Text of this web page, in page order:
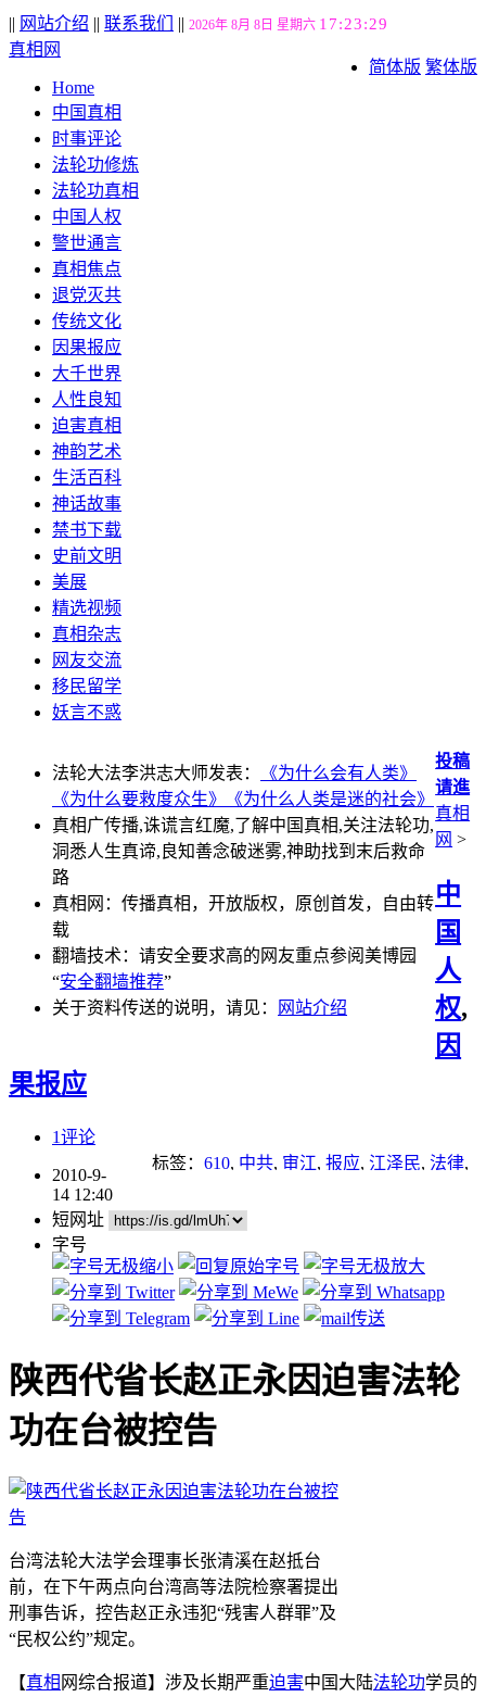
|| 网站介绍 || 联系我们 || 2026年 8月 8日 星期六 17:23:30
简体版 繁体版
真相网
Home
中国真相
时事评论
法轮功修炼
法轮功真相
中国人权
警世通言
真相焦点
退党灭共
传统文化
因果报应
大千世界
人性良知
迫害真相
神韵艺术
生活百科
神话故事
禁书下载
史前文明
美展
精选视频
真相杂志
网友交流
移民留学
妖言不惑
法轮大法李洪志大师发表：
《为什么会有人类》
《为什么要救度众生》
《为什么人类是迷的社会》
真相广传播,诛谎言红魔,了解中国真相,关注法轮功,
洞悉人生真谛,良知善念破迷雾,神助找到末后救命
路
真相网：传播真相，开放版权，原创首发，自由转
载
翻墙技术：请安全要求高的网友重点参阅美博园
“安全翻墙推荐”
关于资料传送的说明，请见：
网站介绍
投稿
请進
真相
网 >
中
国
人
权,
因
果报应
1评论
标签： 610, 中共, 审江, 报应, 江泽民, 法律,
2010-9-
14 12:40
短网址
字号
陕西代省长赵正永因迫害法轮
功在台被控告
台湾法轮大法学会理事长张清溪在赵抵台
前，在下午两点向台湾高等法院检察署提出
刑事告诉，控告赵正永违犯“残害人群罪”及
“民权公约”规定。
【真相 网综合报道】涉及长期严重迫害中国大陆法轮功学员的